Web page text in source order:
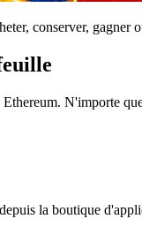
conserver, gagner
N'importe
la boutique